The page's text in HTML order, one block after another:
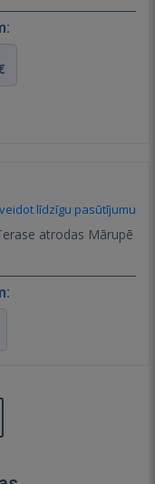
līdzīgu pasūtījumu
atrodas Mārupē